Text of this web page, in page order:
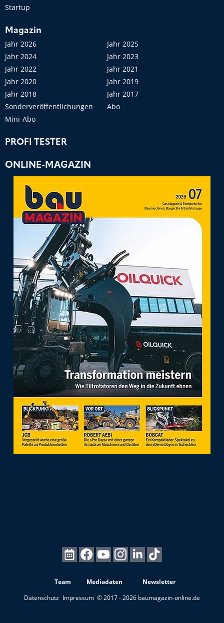
Startup
Magazin
Jahr 2026
Jahr 2025
Jahr 2024
Jahr 2023
Jahr 2022
Jahr 2021
Jahr 2020
Jahr 2019
Jahr 2018
Jahr 2017
Sonderveröffentlichungen
Abo
Mini-Abo
PROFI TESTER
ONLINE-MAGAZIN
Team Mediadaten
Newsletter
Datenschutz Impressum © 2017 - 2026 baumagazin-online.de